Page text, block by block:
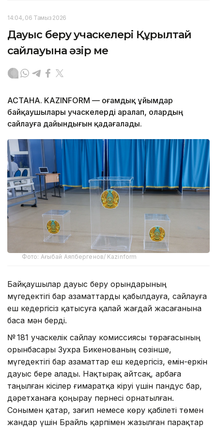
14:04, 06 Тамыз 2026
Дауыс беру учаскелері Құрылтай
сайлауына әзір ме
АСТАНА. KAZINFORM — Қоғамдық ұйымдар
байқаушылары учаскелерді аралап, олардың
сайлауға дайындығын қадағалады.
Фото: Ағыбай Аяпбергенов/ Kazinform
Байқаушылар дауыс беру орындарының
мүгедектігі бар азаматтарды қабылдауға, сайлауға
еш кедергісіз қатысуға қалай жағдай жасағанына
баса мән берді.
№ 181 учаскелік сайлау комиссиясы төрағасының
орынбасары Зухра Бикенованың сөзінше,
мүгедектігі бар азаматтар еш кедергісіз, емін-еркін
дауыс бере алады. Нақтырақ айтсақ, арбаға
таңылған кісілер ғимаратқа кіруі үшін пандус бар,
дәретханаға қоңырау пернесі орнатылған.
Сонымен қатар, зағип немесе көру қабілеті төмен
жандар үшін Брайль қарпімен жазылған парақтар